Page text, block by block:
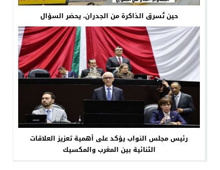
حين تُسرق الذاكرة من الجدران، يحضر السؤال
رئيس مجلس النواب يؤكد على أهمية تعزيز العلاقات
الثنائية بين المغرب والمكسيك